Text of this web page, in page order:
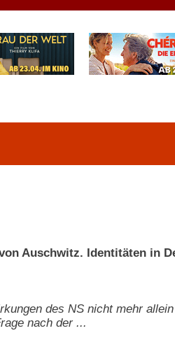
Auschwitz. Identitäten in
des NS nicht mehr
nach der ...